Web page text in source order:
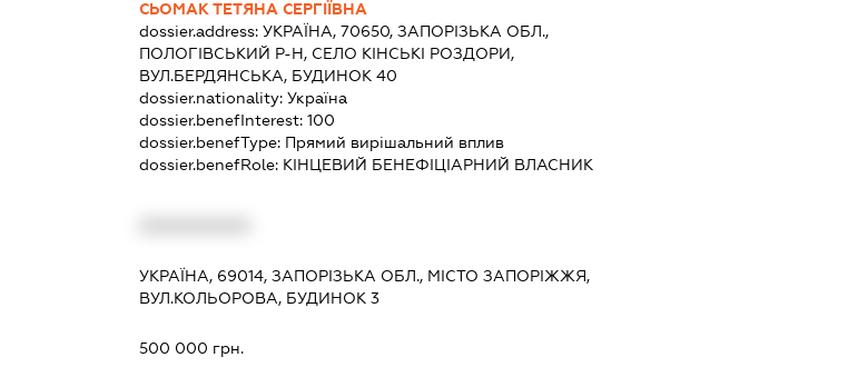
СЬОМАК ТЕТЯНА СЕРГІЇВНА
dossier.address: УКРАЇНА, 70650, ЗАПОРІЗЬКА ОБЛ.,
ПОЛОГІВСЬКИЙ Р-Н, СЕЛО КІНСЬКІ РОЗДОРИ,
ВУЛ.БЕРДЯНСЬКА, БУДИНОК 40
dossier.nationality: Україна
dossier.benefInterest: 100
dossier.benefType: Прямий вирішальний вплив
dossier.benefRole: КІНЦЕВИЙ БЕНЕФІЦІАРНИЙ ВЛАСНИК
УКРАЇНА, 69014, ЗАПОРІЗЬКА ОБЛ., МІСТО ЗАПОРІЖЖЯ,
ВУЛ.КОЛЬОРОВА, БУДИНОК 3
500 000 грн.